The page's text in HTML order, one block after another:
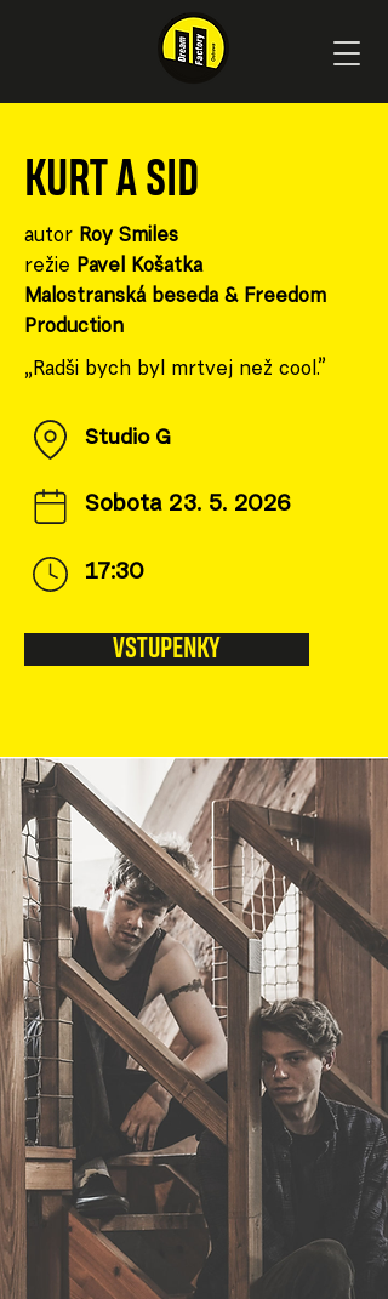
KURT A SID
autor Roy Smiles
režie Pavel Košatka
Malostranská beseda & Freedom
Production
„Radši bych byl mrtvej než cool.”
Studio G
Sobota 23. 5. 2026
17:30
VSTUPENKY